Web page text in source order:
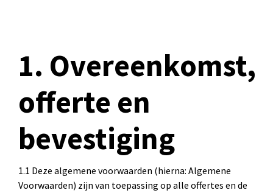
1. Overeenkomst,
offerte en
bevestiging
1.1 Deze algemene voorwaarden (hierna: Algemene
Voorwaarden) zijn van toepassing op alle offertes en de